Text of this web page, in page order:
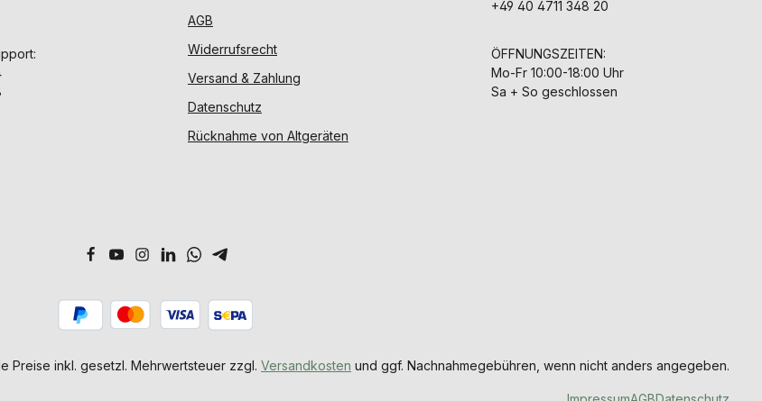
AGB
Widerrufsrecht
Versand & Zahlung
Datenschutz
Rücknahme von Altgeräten
+49 40 4711 348 20
ÖFFNUNGSZEITEN:
Mo-Fr 10:00-18:00 Uhr
Sa + So geschlossen
Preise inkl. gesetzl. Mehrwertsteuer zzgl. Versandkosten und ggf. Nachnahmegebühren, wenn nicht anders angegeben.